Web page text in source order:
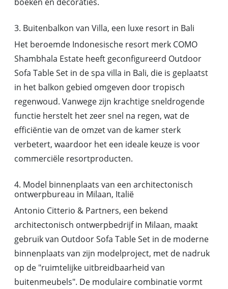
3. Buitenbalkon van Villa, een luxe resort in Bali
Het beroemde Indonesische resort merk COMO
Shambhala Estate heeft geconfigureerd Outdoor
Sofa Table Set in de spa villa in Bali, die is geplaatst
in het balkon gebied omgeven door tropisch
regenwoud. Vanwege zijn krachtige sneldrogende
functie herstelt het zeer snel na regen, wat de
efficiëntie van de omzet van de kamer sterk
verbetert, waardoor het een ideale keuze is voor
commerciële resortproducten.
4. Model binnenplaats van een architectonisch
ontwerpbureau in Milaan, Italië
Antonio Citterio & Partners, een bekend
architectonisch ontwerpbedrijf in Milaan, maakt
gebruik van Outdoor Sofa Table Set in de moderne
binnenplaats van zijn modelproject, met de nadruk
op de "ruimtelijke uitbreidbaarheid van
buitenmeubels". De modulaire combinatie vormt